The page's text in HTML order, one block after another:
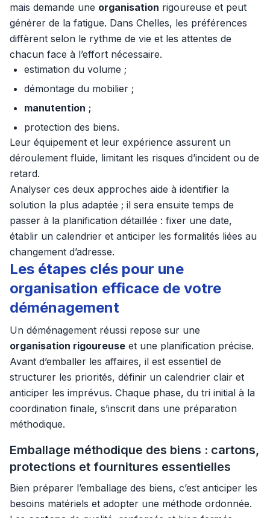
mais demande une organisation rigoureuse et peut
générer de la fatigue. Dans Chelles, les préférences
diffèrent selon le rythme de vie et les attentes de
chacun face à l’effort nécessaire.
estimation du volume ;
démontage du mobilier ;
manutention ;
protection des biens.
Leur équipement et leur expérience assurent un
déroulement fluide, limitant les risques d’incident ou de
retard.
Analyser ces deux approches aide à identifier la
solution la plus adaptée ; il sera ensuite temps de
passer à la planification détaillée : fixer une date,
établir un calendrier et anticiper les formalités liées au
changement d’adresse.
Les étapes clés pour une
organisation efficace de votre
déménagement
Un déménagement réussi repose sur une
organisation rigoureuse et une planification précise.
Avant d’emballer les affaires, il est essentiel de
structurer les priorités, définir un calendrier clair et
anticiper les imprévus. Chaque phase, du tri initial à la
coordination finale, s’inscrit dans une préparation
méthodique.
Emballage méthodique des biens : cartons,
protections et fournitures essentielles
Bien préparer l’emballage des biens, c’est anticiper les
besoins matériels et adopter une méthode ordonnée.